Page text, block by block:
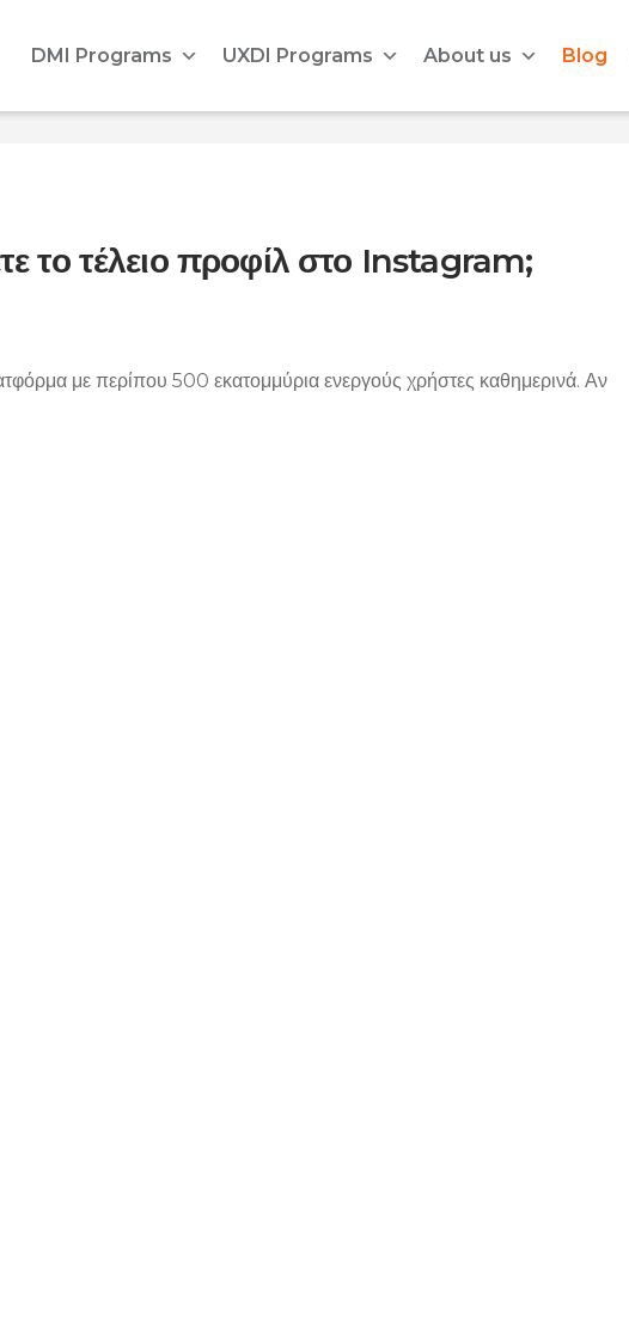
DMI Programs UXDI Programs About us Blog
το τέλειο προφίλ στο Instagram;
με περίπου 500 εκατομμύρια ενεργούς χρήστες καθημερινά. Αν